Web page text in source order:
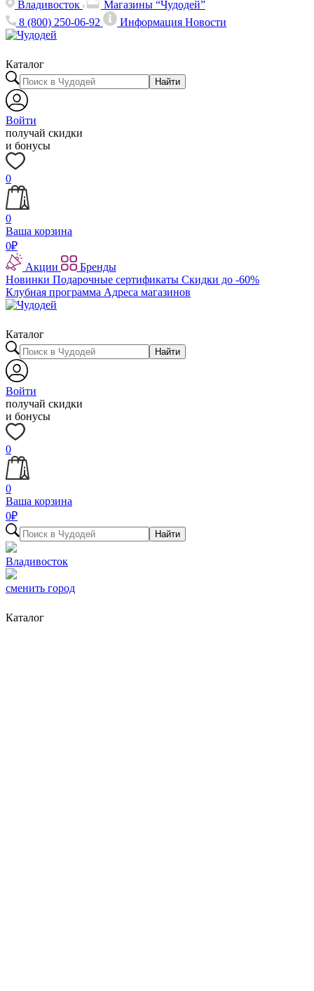
Владивосток
Магазины “Чудодей”
8 (800) 250-06-92
ИнформацияНовости
Каталог
Найти
Войти
получай скидки
и бонусы
0
0
Ваша корзина
0₽
Акции
Бренды
Новинки Подарочные сертификаты Скидки до -60%
Клубная программа Адреса магазинов
Каталог
Найти
Войти
получай скидки
и бонусы
0
0
Ваша корзина
0₽
Найти
Владивосток
сменить город
Каталог